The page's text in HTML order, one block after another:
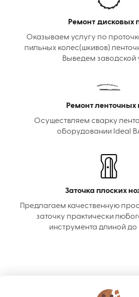
Ремонт дисковых
Оказываем услугу по
пильных колес(шкивов)
Выведем заводской
Ремонт ленточных
Осуществляем сварку
оборудовании Ideal
Заточка плоских
Предлагаем качественную
заточку практически
инструмента длиной до